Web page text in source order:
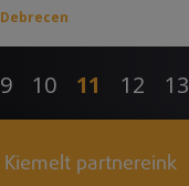
Debrecen
9 10 11 12 13
Kiemelt partnereink